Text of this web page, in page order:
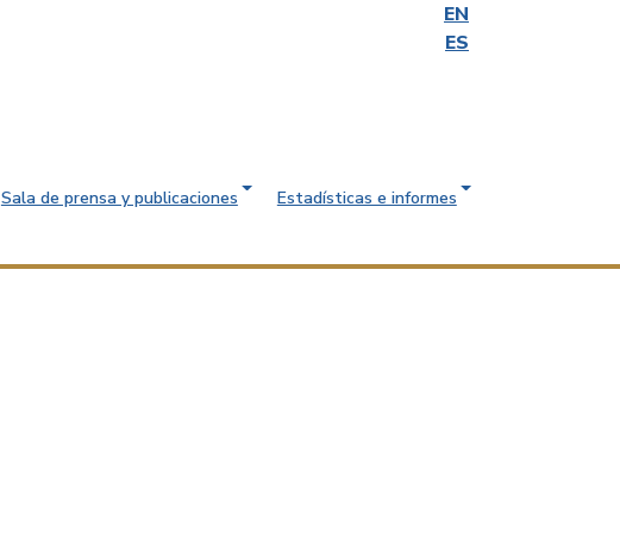
EN
ES
Sala de prensa y publicaciones
Estadísticas e informes